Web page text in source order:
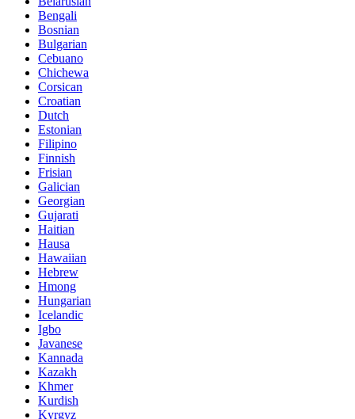
Bengali
Bosnian
Bulgarian
Cebuano
Chichewa
Corsican
Croatian
Dutch
Estonian
Filipino
Finnish
Frisian
Galician
Georgian
Gujarati
Haitian
Hausa
Hawaiian
Hebrew
Hmong
Hungarian
Icelandic
Igbo
Javanese
Kannada
Kazakh
Khmer
Kurdish
Kyrgyz